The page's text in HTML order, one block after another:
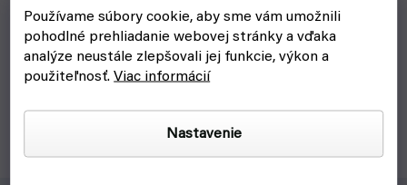
Používame súbory cookie, aby sme vám umožnili
pohodlné prehliadanie webovej stránky a vďaka
analýze neustále zlepšovali jej funkcie, výkon a
použiteľnosť.Viac informácií
Nastavenie
skladom, ihneď na odoslanie
€83,90 Do košíka